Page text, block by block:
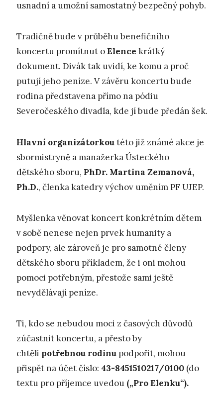
usnadní a umožní samostatný bezpečný pohyb.
Tradičně bude v průběhu benefičního
koncertu promítnut oElence krátký
dokument. Divák tak uvidí, ke komu a proč
putují jeho peníze. V závěru koncertu bude
rodina představena přímo na pódiu
Severočeského divadla, kde jí bude předán šek.
Hlavní organizátorkoutéto již známé akce je
sbormistryně a manažerka Ústeckého
dětského sboru, PhDr. Martina Zemanová,
Ph.D., členka katedry výchov uměním PF UJEP.
Myšlenka věnovat koncert konkrétním dětem
v sobě nenese nejen prvek humanity a
podpory, ale zároveň je pro samotné členy
dětského sboru příkladem, že i oni mohou
pomoci potřebným, přestože sami ještě
nevydělávají peníze.
Ti, kdo se nebudou moci z časových důvodů
zúčastnit koncertu, a přesto by
chtěli potřebnou rodinu podpořit, mohou
přispět na účet číslo: 43-8451510217/0100 (do
textu pro příjemce uvedou („Pro Elenku“).